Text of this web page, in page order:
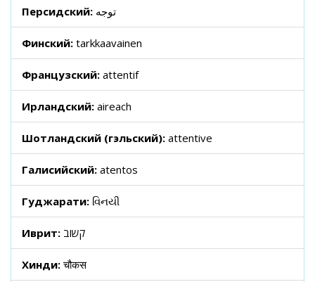
Персидский: توجه
Финский: tarkkaavainen
Французский: attentif
Ирландский: aireach
Шотландский (гэльский): attentive
Галисийский: atentos
Гуджарати: વિનયી
Иврит: קשוב
Хинди:चौकस